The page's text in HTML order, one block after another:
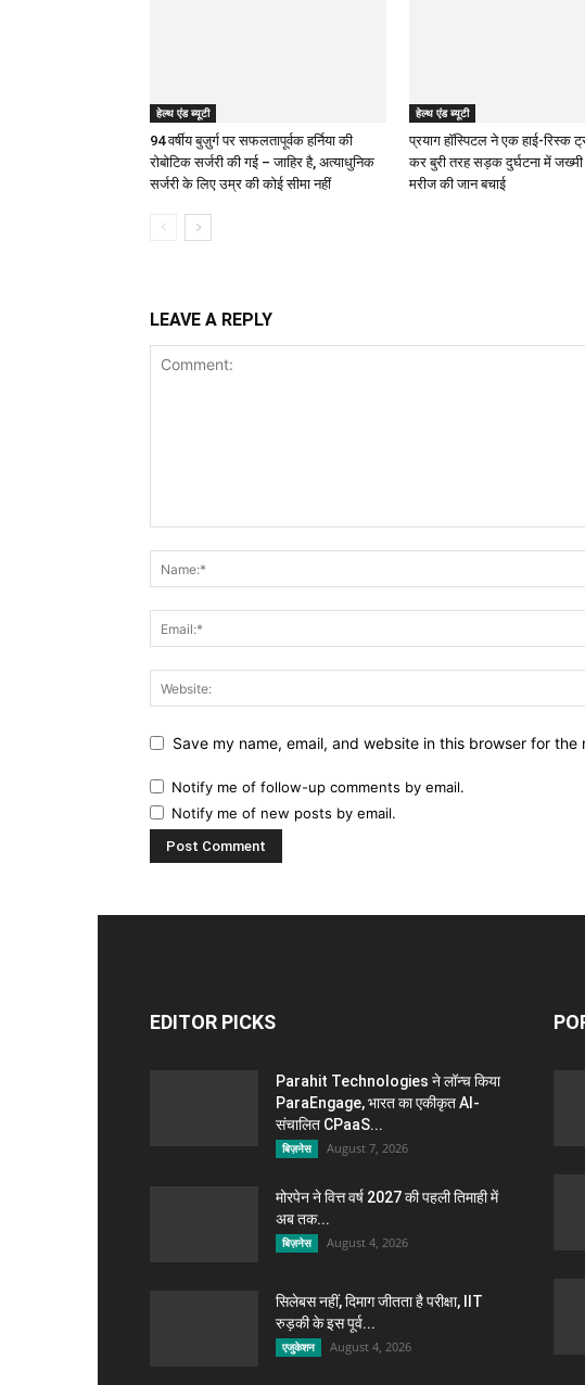
हेल्थ एंड ब्यूटी
94 वर्षीय बुज़ुर्ग पर सफलतापूर्वक हर्निया की
रोबोटिक सर्जरी की गई – जाहिर है, अत्याधुनिक
सर्जरी के लिए उम्र की कोई सीमा नहीं
हेल्थ एंड ब्यूटी
प्रयाग हॉस्पिटल ने एक हाई-रिस्क
कर बुरी तरह सड़क दुर्घटना में जख्मी
मरीज की जान बचाई
LEAVE A REPLY
Save my name, email, and website in this browser for the
Notify me of follow-up comments by email.
Notify me of new posts by email.
EDITOR PICKS
Parahit Technologies ने लॉन्च किया
ParaEngage, भारत का एकीकृत AI-
संचालित CPaaS...
बिज़नेस August 7, 2026
मोरपेन ने वित्त वर्ष 2027 की पहली तिमाही में
अब तक...
बिज़नेस August 4, 2026
सिलेबस नहीं, दिमाग जीतता है परीक्षा, IIT
रुड़की के इस पूर्व...
एजुकेशन August 4, 2026